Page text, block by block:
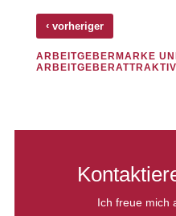
‹vorheriger
ARBEITGEBERMARKE
Ich freue mich